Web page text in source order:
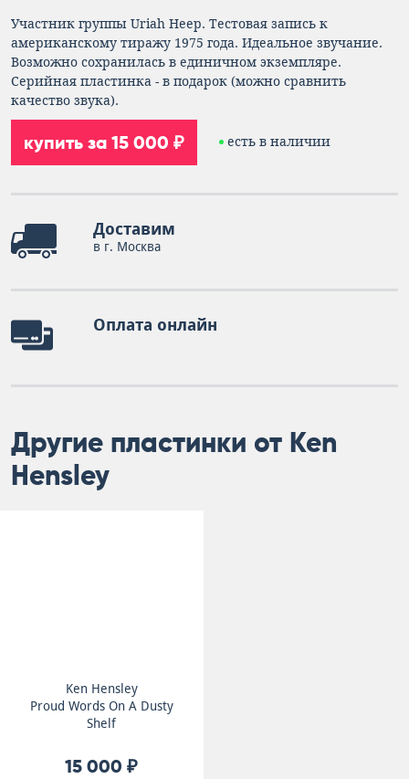
Участник группы Uriah Heep. Тестовая запись к
американскому тиражу 1975 года. Идеальное звучание.
Возможно сохранилась в единичном экземпляре.
Серийная пластинка - в подарок (можно сравнить
качество звука).
купить за 15 000 ₽ есть в наличии
Доставим
в г. Москва
Оплата онлайн
Другие пластинки от Ken
Hensley
Ken Hensley
Proud Words On A Dusty
Shelf
15 000 ₽